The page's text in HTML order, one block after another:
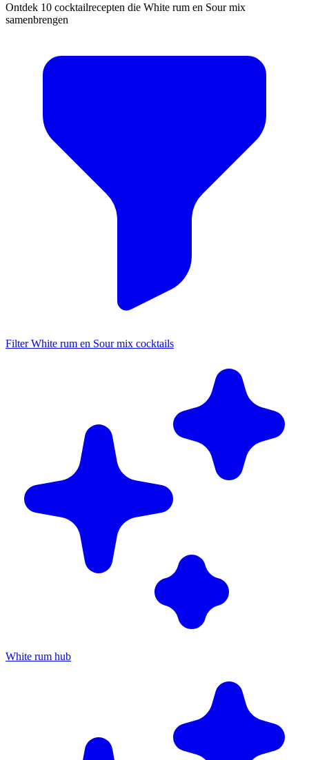
Ontdek 10 cocktailrecepten die White rum en Sour mix
samenbrengen
Filter White rum en Sour mix cocktails
White rum hub